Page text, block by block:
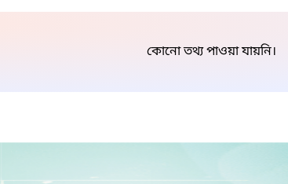
কোনো তথ্য পাওয়া যায়নি।